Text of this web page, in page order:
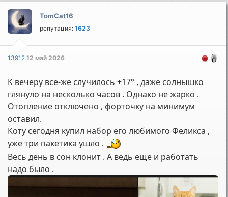
TomCat16
репутация:1623
1391212 май 2026
К вечеру все-же случилось +17° , даже солнышко
глянуло на несколько часов . Однако не жарко .
Отопление отключено , форточку на минимум
оставил.
Коту сегодня купил набор его любимого Феликса ,
уже три пакетика ушло .
Весь день в сон клонит . А ведь еще и работать
надо было .